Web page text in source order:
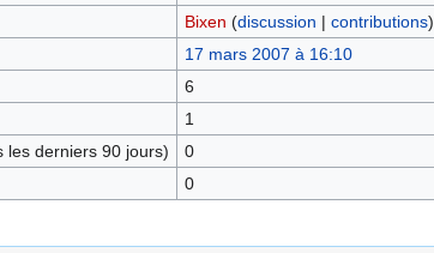
Bixen (discussion | contributions)
17 mars 2007 à 16:10
6
1
les derniers 90 jours)
0
0